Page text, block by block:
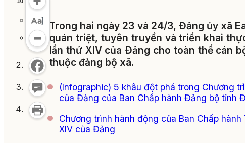
Trong hai ngày 23 và 24/3, Đảng ủy xã
quán triệt, tuyên truyền và triển khai
lần thứ XIV của Đảng cho toàn thể cán
thuộc đảng bộ xã.
(Infographic) 5 khâu đột phá trong Chương
của Đảng của Ban Chấp hành Đảng bộ tỉnh
Chương trình hành động của Ban Chấp
XIV của Đảng